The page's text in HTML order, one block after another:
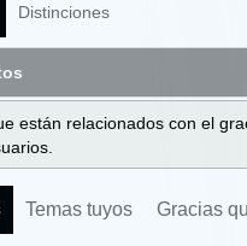
Distinciones
están relacionados con el
Temas tuyos Gracias